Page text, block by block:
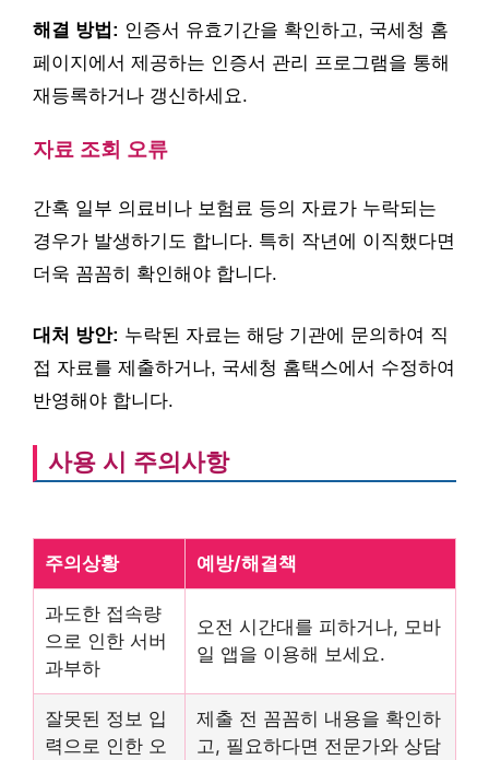
해결 방법: 인증서 유효기간을 확인하고, 국세청 홈
페이지에서 제공하는 인증서 관리 프로그램을 통해
재등록하거나 갱신하세요.
자료 조회 오류
간혹 일부 의료비나 보험료 등의 자료가 누락되는
경우가 발생하기도 합니다. 특히 작년에 이직했다면
더욱 꼼꼼히 확인해야 합니다.
대처 방안: 누락된 자료는 해당 기관에 문의하여 직
접 자료를 제출하거나, 국세청 홈택스에서 수정하여
반영해야 합니다.
사용 시 주의사항
주의상황 예방/해결책
과도한 접속량
으로 인한 서버
과부하
오전 시간대를 피하거나, 모바
일 앱을 이용해 보세요.
잘못된 정보 입
력으로 인한 오
제출 전 꼼꼼히 내용을 확인하
고, 필요하다면 전문가와 상담